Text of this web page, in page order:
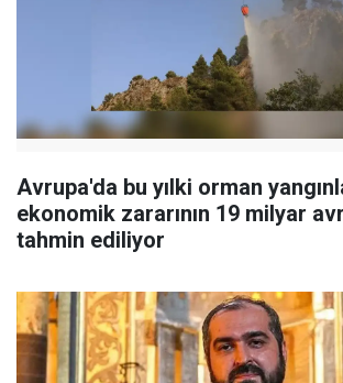
Avrupa'da bu yılki orman
ekonomik zararının 19 milyar
tahmin ediliyor